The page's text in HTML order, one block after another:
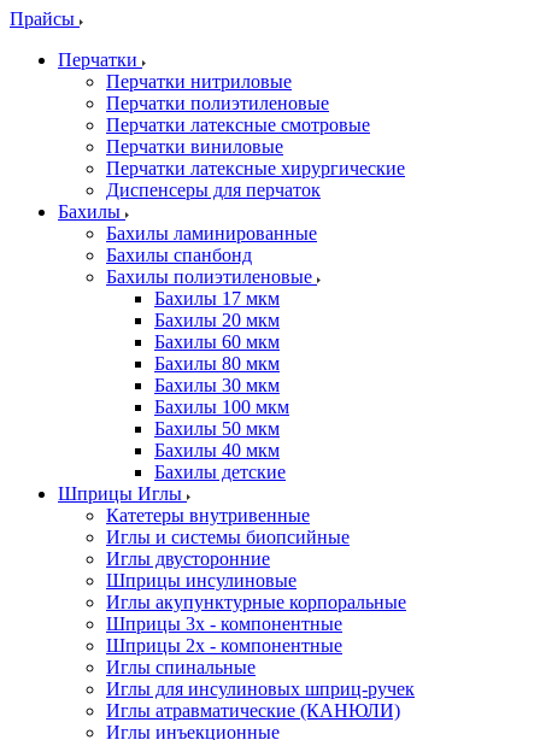
Прайсы
Перчатки
Перчатки нитриловые
Перчатки полиэтиленовые
Перчатки латексные смотровые
Перчатки виниловые
Перчатки латексные хирургические
Диспенсеры для перчаток
Бахилы
Бахилы ламинированные
Бахилы спанбонд
Бахилы полиэтиленовые
Бахилы 17 мкм
Бахилы 20 мкм
Бахилы 60 мкм
Бахилы 80 мкм
Бахилы 30 мкм
Бахилы 100 мкм
Бахилы 50 мкм
Бахилы 40 мкм
Бахилы детские
Шприцы Иглы
Катетеры внутривенные
Иглы и системы биопсийные
Иглы двусторонние
Шприцы инсулиновые
Иглы акупунктурные корпоральные
Шприцы 3х - компонентные
Шприцы 2х - компонентные
Иглы спинальные
Иглы для инсулиновых шприц-ручек
Иглы атравматические (КАНЮЛИ)
Иглы инъекционные